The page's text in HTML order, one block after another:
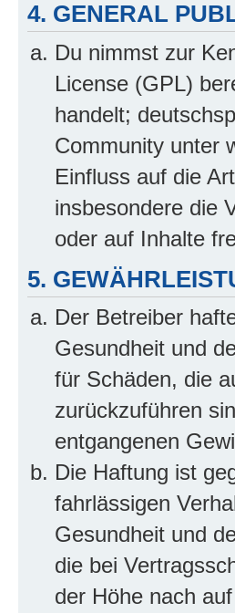
4. GENERAL
Du nimmst zur
License (GPL)
handelt;
Community unter
Einfluss auf die
insbesondere die
oder auf Inhalte
5.
Der Betreiber
Gesundheit und
für Schäden, die
zurückzuführen
entgangenen
Die Haftung ist
fahrlässigen
Gesundheit und
die bei
der Höhe nach